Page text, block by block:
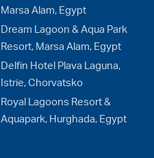
Marsa Alam, Egypt
Dream Lagoon & Aqua Park
Resort, Marsa Alam, Egypt
Delfin Hotel Plava Laguna,
Istrie, Chorvatsko
Royal Lagoons Resort &
Aquapark, Hurghada, Egypt